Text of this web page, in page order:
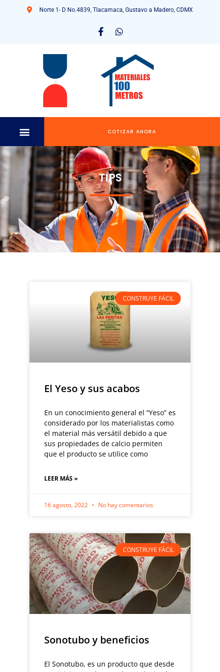
Norte 1- D No.4839, Tlacamaca, Gustavo a Madero, CDMX
COTIZAR AHORA
TIPS
CONSTRUYE FÁCIL
El Yeso y sus acabos
En un conocimiento general el “Yeso” es
considerado por los materialistas como
el material más versátil debido a que
sus propiedades de calcio permiten
que el producto se utilice como
LEER MÁS »
16 agosto, 2022 No hay comentarios
CONSTRUYE FÁCIL
Sonotubo y beneficios
El Sonotubo, es un producto que desde